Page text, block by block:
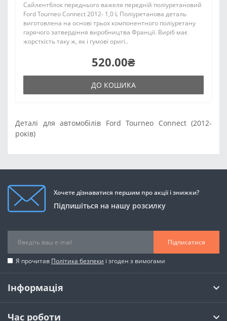
Сайлентблок переднього важеля передній поліуретановий
Ford Tourneo Connect 2012- 1,0 L Поліуретанова деталь
виготовлена на основі трьох компонентного поліуретану
гарячого затвердіння виробництва Франції. Виріб має
жорсткість таку ж, як і гумові оригі..
520.00₴
ДО КОШИКА
Деталі для автомобілів Ford Tourneo Connect (2012-
років)
Хочете дізнаватися першим про акції і знижки?
Підпишіться на нашу розсилку
Підписатися
Я прочитав Політика безпеки і згоден з вимогами
Інформація
Час роботи